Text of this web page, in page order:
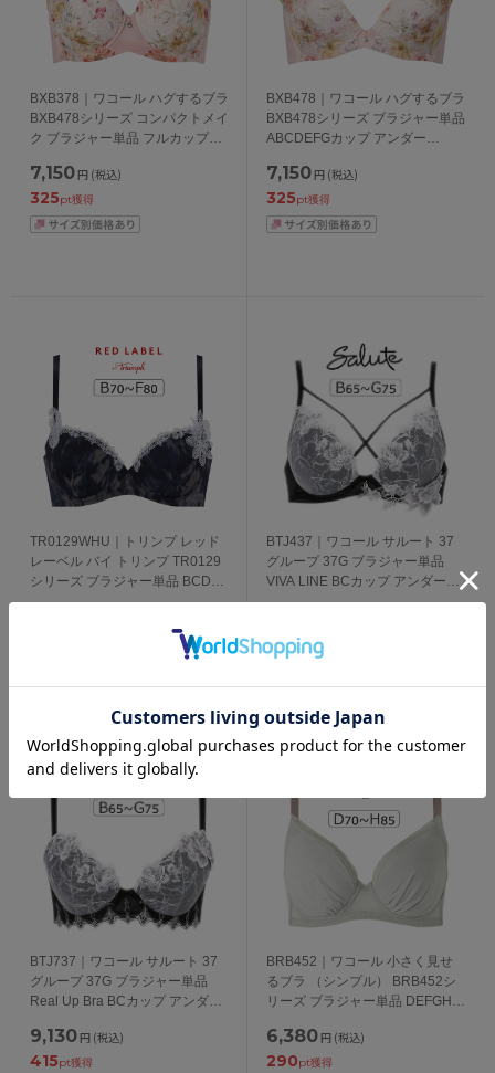
BXB378｜ワコール ハグするブラ
BXB478シリーズ コンパクトメイ
ク ブラジャー単品 フルカップ
70/75/80/85/90/95cm
7,150 円 (税込)
325pt獲得
BXB478｜ワコール ハグするブラ
BXB478シリーズ ブラジャー単品
ABCDEFGカップ アンダー
7,150 円 (税込)
325pt獲得
TR0129WHU｜トリンプ レッド
レーベル バイ トリンプ TR0129
シリーズ ブラジャー単品 BCDEF
カップ アンダー65/70/75/80cm
BTJ437｜ワコール サルート 37
グループ 37G ブラジャー単品
VIVA LINE BCカップ アンダー
65/70/75cm
465pt獲得
BTJ737｜ワコール サルート 37
グループ 37G ブラジャー単品
Real Up Bra BCカップ アンダー
9,130 円 (税込)
415pt獲得
BRB452｜ワコール 小さく見せ
るブラ （シンプル） BRB452シ
リーズ ブラジャー単品 DEFGHカ
65/70/75/80/85/90/95/100cm
6,380 円 (税込)
290pt獲得